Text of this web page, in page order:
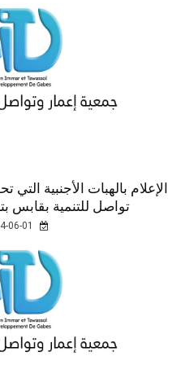
الإعلام بالهبات الأجنبية
تواصل للتنمية بقابس بتاريخ 29/